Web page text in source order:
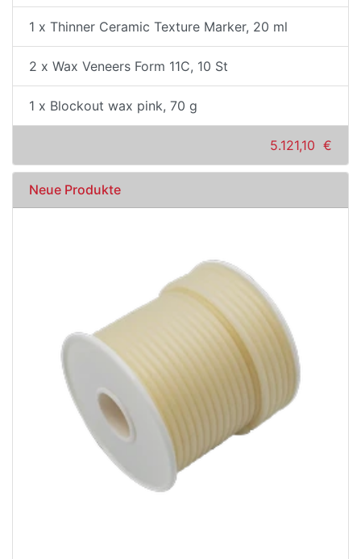
1 x Thinner Ceramic Texture Marker, 20 ml
2 x Wax Veneers Form 11C, 10 St
1 x Blockout wax pink, 70 g
5.121,10 €
Neue Produkte